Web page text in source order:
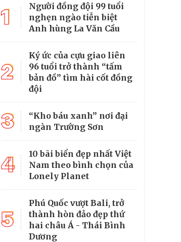
1
Người đồng đội 99 tuổi
nghẹn ngào tiễn biệt
Anh hùng La Văn Cầu
2
Ký ức của cựu giao liên
96 tuổi trở thành “tấm
bản đồ” tìm hài cốt đồng
đội
3
“Kho báu xanh” nơi đại
ngàn Trường Sơn
4
10 bãi biển đẹp nhất Việt
Nam theo bình chọn của
Lonely Planet
5
Phú Quốc vượt Bali, trở
thành hòn đảo đẹp thứ
hai châu Á - Thái Bình
Dương